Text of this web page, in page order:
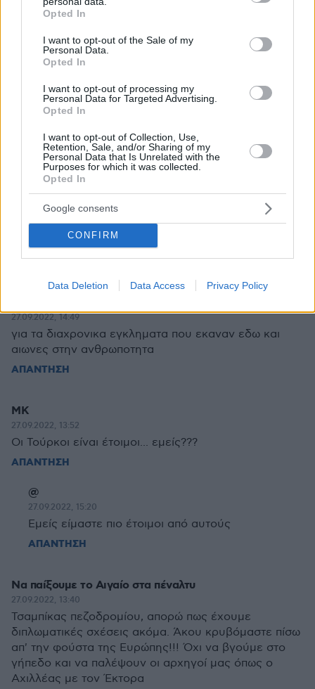
grant or deny consent to Google and its third-party tags to
use your data for below specified purposes in below Google
consent section.
Opted In
I want to opt-out of the Sale of my
Personal Data.
Opted In
I want to opt-out of processing my
Personal Data for Targeted Advertising.
Opted In
I want to opt-out of Collection, Use,
Retention, Sale, and/or Sharing of my
Personal Data that Is Unrelated with the
Purposes for which it was collected.
Opted In
Google consents
CONFIRM
Data Deletion Data Access Privacy Policy
βγάλει από το μυαλό σου ένα εντελώς ηλίθιο
το μοναδικό πράγμα άπειρο.
ΑΠΑΝΤΗΣΗ
Αναλυτής
27.09.2022, 16:32
Ανάλυση ενός πανιβλακα
ΑΠΑΝΤΗΣΗ
Dim
27.09.2022, 16:53
Πόσο χαζός, είσαι? Σε εθνικό θέμα, το θέμα για
σένα είναι ο κουλης
ΑΠΑΝΤΗΣΗ
27.09.2022, 14:49
για τα διαχρονικα εγκληματα που εκαναν εδω και
αιωνες στην ανθρωποτητα
ΑΠΑΝΤΗΣΗ
ΜΚ
27.09.2022, 13:52
Οι Τούρκοι είναι έτοιμοι... εμείς???
ΑΠΑΝΤΗΣΗ
@
27.09.2022, 15:20
Εμείς είμαστε πιο έτοιμοι από αυτούς
ΑΠΑΝΤΗΣΗ
Να παίξουμε το Αιγαίο στα πέναλτυ
27.09.2022, 13:40
Τσαμπίκας πεζοδρομίου, απορώ πως έχουμε
διπλωματικές σχέσεις ακόμα. Άκου κρυβόμαστε πίσω
απ' την φούστα της Ευρώπης!!! Όχι να βγούμε στο
γήπεδο και να παλέψουν οι αρχηγοί μας όπως ο
Αχιλλέας με τον Έκτορα